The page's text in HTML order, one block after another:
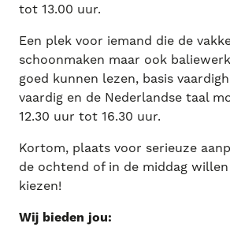
tot 13.00 uur.
Een plek voor iemand die de
schoonmaken maar ook
goed kunnen lezen, basis
vaardig en de Nederlandse taal
12.30 uur tot 16.30 uur.
Kortom, plaats voor serieuze
de ochtend of in de middag
kiezen!
Wij bieden jou: